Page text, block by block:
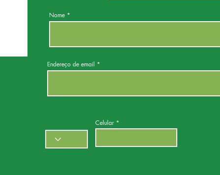
Nome
Endereço de email
Celular